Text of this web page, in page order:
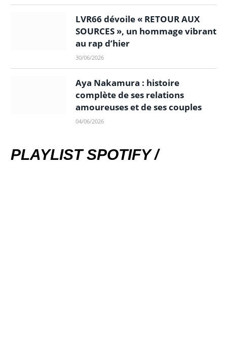
LVR66 dévoile « RETOUR AUX
SOURCES », un hommage vibrant
au rap d’hier
30/06/2026
Aya Nakamura : histoire
complète de ses relations
amoureuses et de ses couples
04/06/2026
PLAYLIST SPOTIFY /